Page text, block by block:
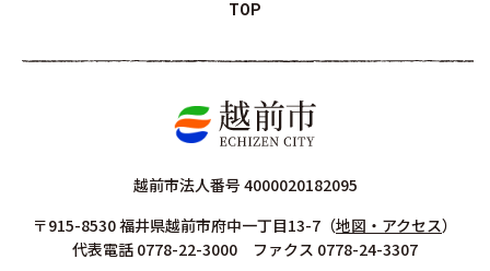
TOP
越前市法人番号 4000020182095
〒915-8530 福井県越前市府中一丁目13-7 （地図・アクセス）
代表電話 0778-22-3000 ファクス 0778-24-3307